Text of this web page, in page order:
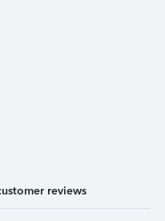
reviews